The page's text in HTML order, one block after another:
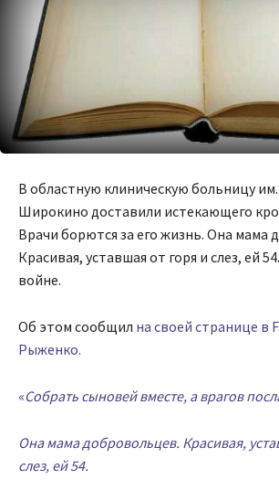
В областную клиническую больницу
Широкино доставили истекающего
Врачи борются за его жизнь. Она мама
Красивая, уставшая от горя и слез, ей
войне.
Об этом сообщил на своей странице в
Рыженко.
«Собрать сыновей вместе, а врагов
Она мама добровольцев. Красивая,
слез, ей 54.